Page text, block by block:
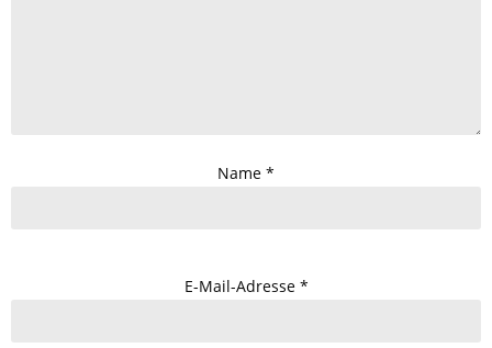
Name *
E-Mail-Adresse *